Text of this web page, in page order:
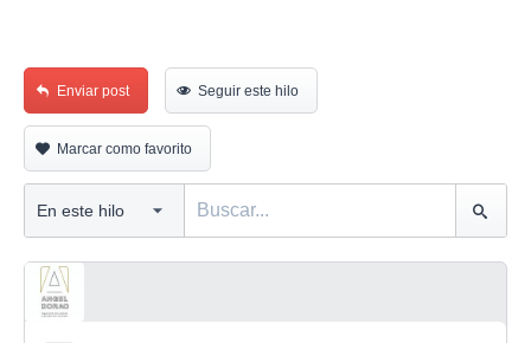
Enviar post Seguir este hilo
Marcar como favorito